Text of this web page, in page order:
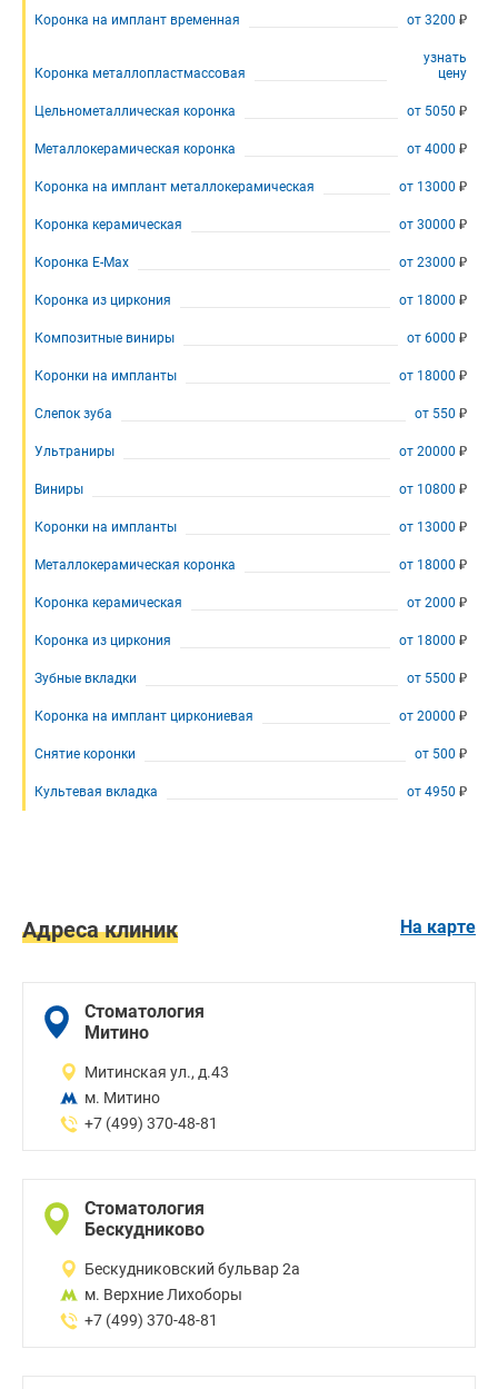
Композитные виниры
Ультраниры
Виниры
Коронки на импланты
Коронка керамическая
Коронка из циркония
Зубные вкладки
Культевая вкладка
Коронка на имплант временная от 3200
Коронка металлопластмассовая
узнать
цену
Цельнометаллическая коронка от 5050
Металлокерамическая коронка от 4000
Коронка на имплант металлокерамическая от 13000
Коронка керамическая от 30000
Коронка E-Max от 23000
Коронка из циркония от 18000
Композитные виниры от 6000
Коронки на импланты от 18000
Слепок зуба от 550
Ультраниры от 20000
Виниры от 10800
Коронки на импланты от 13000
Металлокерамическая коронка от 18000
Стоматология Бескудниково от 18000
Коронка керамическая от 2000
Коронка из циркония от 18000
Зубные вкладки от 5500
Стоматология Бескудниково от 5500
Коронка на имплант циркониевая от 20000
Снятие коронки от 500
Культевая вкладка от 4950
Адреса клиник На карте
Стоматология
Митино
Митинская ул., д.43
м. Митино
+7 (499) 370-48-81
Стоматология
Бескудниково
Бескудниковский бульвар 2а
м. Верхние Лихоборы
+7 (499) 370-48-81
стоматология
зубов
десен
Протезирование
Детская
Исправление